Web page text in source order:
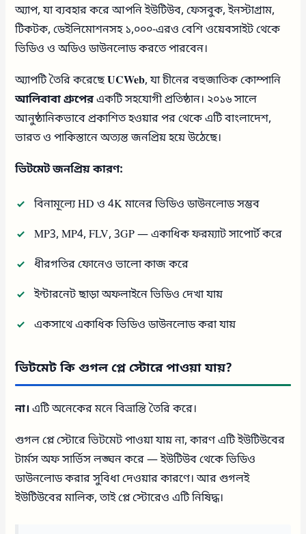
অ্যাপ, যা ব্যবহার করে আপনি ইউটিউব, ফেসবুক, ইনস্টাগ্রাম,
টিকটক, ডেইলিমোশনসহ ১,০০০-এরও বেশি ওয়েবসাইট থেকে
ভিডিও ও অডিও ডাউনলোড করতে পারবেন।
অ্যাপটি তৈরি করেছেUCWeb, যা চীনের বহুজাতিক কোম্পানি
আলিবাবা গ্রুপেরএকটি সহযোগী প্রতিষ্ঠান। ২০১৬ সালে
আনুষ্ঠানিকভাবে প্রকাশিত হওয়ার পর থেকে এটি বাংলাদেশ,
ভারত ও পাকিস্তানে অত্যন্ত জনপ্রিয় হয়ে উঠেছে।
ভিটমেট জনপ্রিয় কারণ:
বিনামূল্যে HD ও 4K মানের ভিডিও ডাউনলোড সম্ভব
MP3, MP4, FLV, 3GP — একাধিক ফরম্যাট সাপোর্ট করে
ধীরগতির ফোনেও ভালো কাজ করে
ইন্টারনেট ছাড়া অফলাইনে ভিডিও দেখা যায়
একসাথে একাধিক ভিডিও ডাউনলোড করা যায়
ভিটমেট কি গুগল প্লে স্টোরে পাওয়া যায়?
না। এটি অনেকের মনে বিভ্রান্তি তৈরি করে।
গুগল প্লে স্টোরে ভিটমেট পাওয়া যায় না, কারণ এটি ইউটিউবের
টার্মস অফ সার্ভিস লঙ্ঘন করে — ইউটিউব থেকে ভিডিও
ডাউনলোড করার সুবিধা দেওয়ার কারণে। আর গুগলই
ইউটিউবের মালিক, তাই প্লে স্টোরেও এটি নিষিদ্ধ।